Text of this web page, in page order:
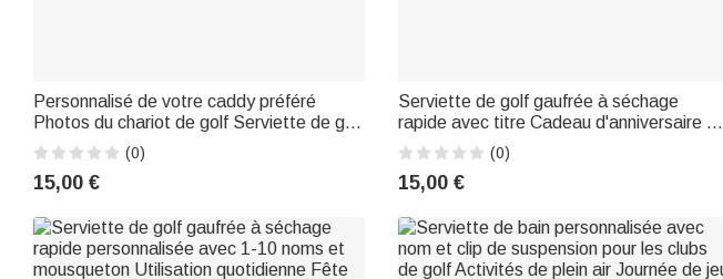
Personnalisé de votre caddy préféré
Photos du chariot de golf Serviette de golf
à séchage rapide avec titre Utilisation
quotidienne Fête des pères Cadeau
d'anniversaire pour le père Amoureux du
(0)
15,00 €
Serviette de golf gaufrée à séchage
rapide avec titre Cadeau d'anniversaire de
la fête des pères pour les joueurs de golf
(0)
15,00 €